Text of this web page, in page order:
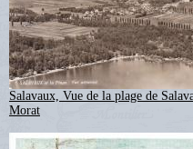
Salavaux, Vue de la plage de
Morat